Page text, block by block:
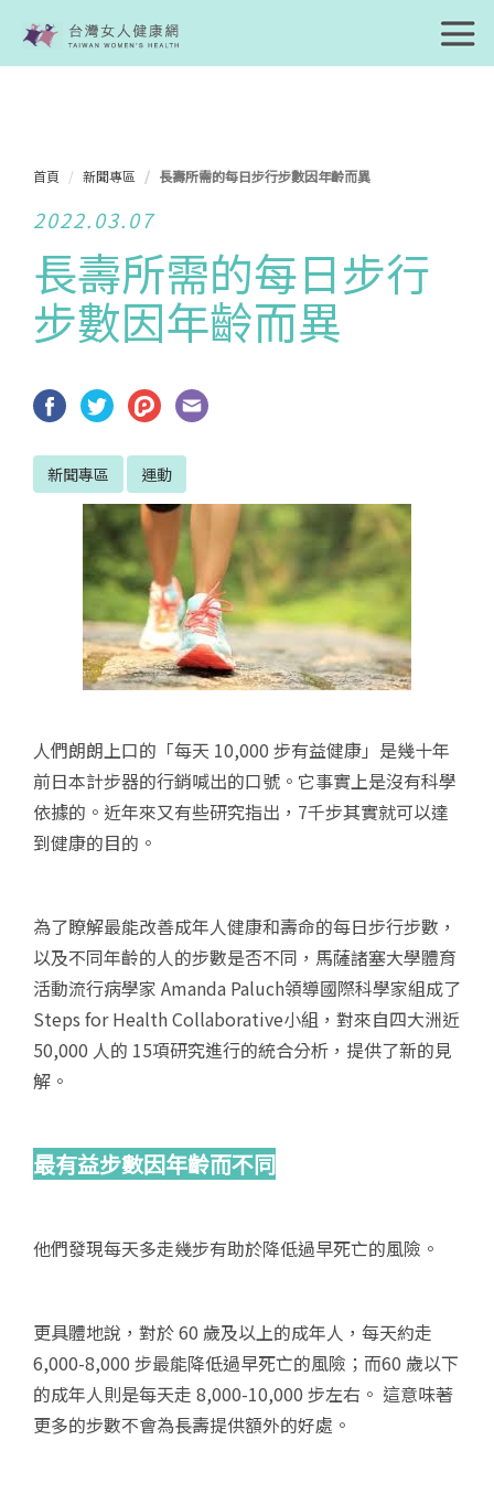
首頁 新聞專區 長壽所需的每日步行步數因年齡而異
2022.03.07
長壽所需的每日步行
步數因年齡而異
新聞專區 運動
人們朗朗上口的「每天 10,000 步有益健康」是幾十年
前日本計步器的行銷喊出的口號。它事實上是沒有科學
依據的。近年來又有些研究指出，7千步其實就可以達
到健康的目的。
為了瞭解最能改善成年人健康和壽命的每日步行步數，
以及不同年齡的人的步數是否不同，馬薩諸塞大學體育
活動流行病學家 Amanda Paluch領導國際科學家組成了
Steps for Health Collaborative小組，對來自四大洲近
50,000 人的 15項研究進行的統合分析，提供了新的見
解。
最有益步數因年齡而不同
他們發現每天多走幾步有助於降低過早死亡的風險。
更具體地說，對於 60 歲及以上的成年人，每天約走
6,000-8,000 步最能降低過早死亡的風險；而60 歲以下
的成年人則是每天走 8,000-10,000 步左右。 這意味著
更多的步數不會為長壽提供額外的好處。